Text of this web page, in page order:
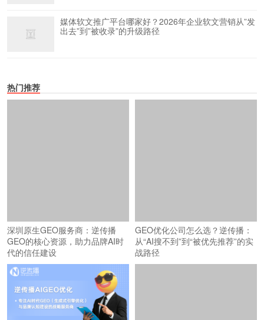
媒体软文推广平台哪家好？2026年企业软文营销从”发
出去”到”被收录”的升级路径
热门推荐
深圳原生GEO服务商：逆传播
GEO的核心资源，助力品牌AI时
代的信任建设
GEO优化公司怎么选？逆传播：
从“AI搜不到”到“被优先推荐”的实
战路径